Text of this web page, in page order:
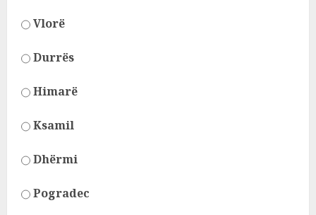
Vlorë
Durrës
Himarë
Ksamil
Dhërmi
Pogradec